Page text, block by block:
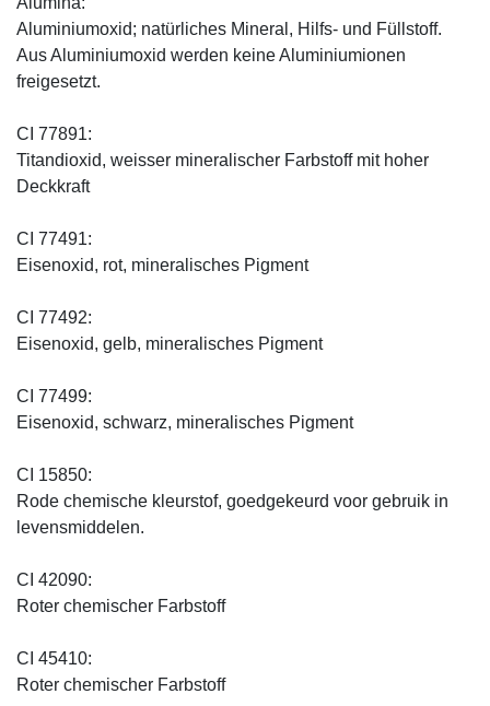
Aluminiumoxid; natürliches Mineral, Hilfs- und Füllstoff.
Aus Aluminiumoxid werden keine Aluminiumionen
freigesetzt.
CI 77891:
Titandioxid, weisser mineralischer Farbstoff mit hoher
Deckkraft
CI 77491:
Eisenoxid, rot, mineralisches Pigment
CI 77492:
Eisenoxid, gelb, mineralisches Pigment
CI 77499:
Eisenoxid, schwarz, mineralisches Pigment
CI 15850:
Rode chemische kleurstof, goedgekeurd voor gebruik in
levensmiddelen.
CI 42090:
Roter chemischer Farbstoff
CI 45410:
Roter chemischer Farbstoff